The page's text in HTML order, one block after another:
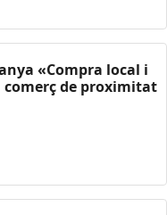
«Compra local i
comerç de proximitat